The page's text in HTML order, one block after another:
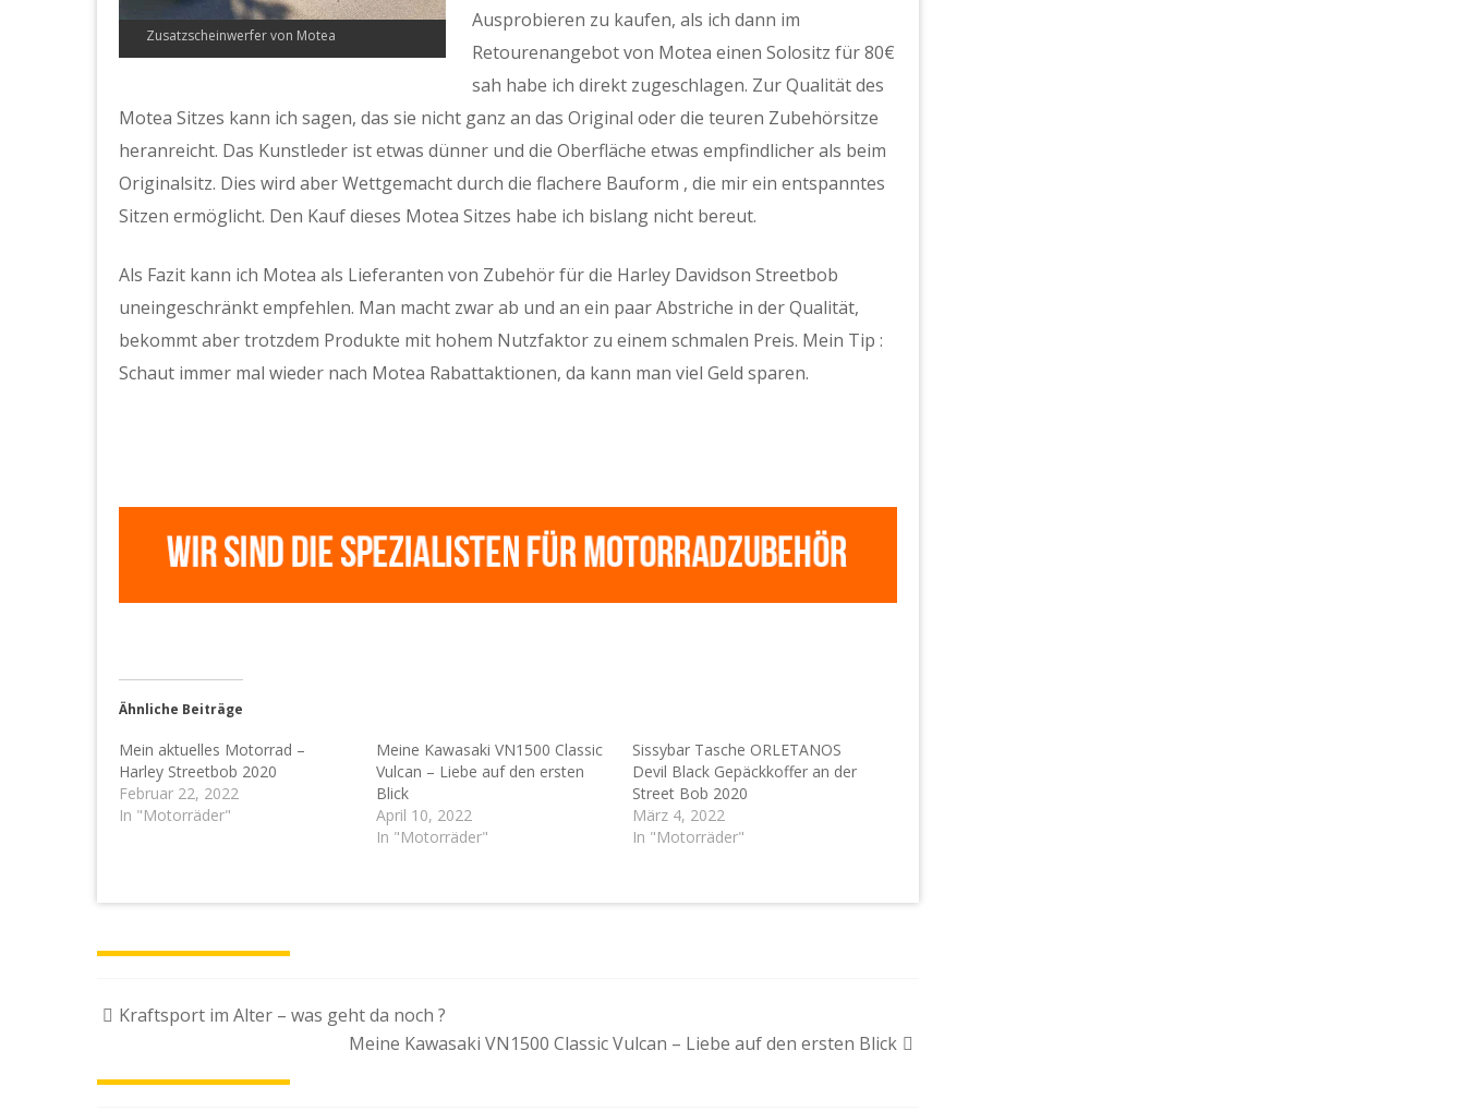
Zusatzscheinwerfer von Motea
Ausprobieren zu kaufen, als ich dann im
Retourenangebot von Motea einen Solositz für 80€
sah habe ich direkt zugeschlagen. Zur Qualität des
Motea Sitzes kann ich sagen, das sie nicht ganz an das Original oder die teuren Zubehörsitze
heranreicht. Das Kunstleder ist etwas dünner und die Oberfläche etwas empfindlicher als beim
Originalsitz. Dies wird aber Wettgemacht durch die flachere Bauform , die mir ein entspanntes
Sitzen ermöglicht. Den Kauf dieses Motea Sitzes habe ich bislang nicht bereut.
Als Fazit kann ich Motea als Lieferanten von Zubehör für die Harley Davidson Streetbob
uneingeschränkt empfehlen. Man macht zwar ab und an ein paar Abstriche in der Qualität,
bekommt aber trotzdem Produkte mit hohem Nutzfaktor zu einem schmalen Preis. Mein Tip :
Schaut immer mal wieder nach Motea Rabattaktionen, da kann man viel Geld sparen.
Ähnliche Beiträge
Mein aktuelles Motorrad –
Harley Streetbob 2020
Februar 22, 2022
In "Motorräder"
Meine Kawasaki VN1500 Classic
Vulcan – Liebe auf den ersten
Blick
April 10, 2022
In "Motorräder"
Sissybar Tasche ORLETANOS
Devil Black Gepäckkoffer an der
Street Bob 2020
März 4, 2022
In "Motorräder"
Beitragsnavigation
Kraftsport im Alter – was geht da noch ?
Meine Kawasaki VN1500 Classic Vulcan – Liebe auf den ersten Blick